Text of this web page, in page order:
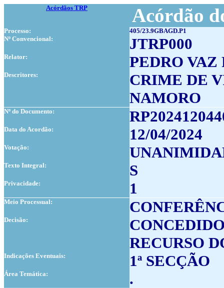
Acórdãos TRP Acórdão
Processo:
405/23.9GBAGD.P1
Nº Convencional:
JTRP000
Relator: PEDRO VAZ
Descritores:
CRIME DE
NAMORO
Nº do Documento:
Data do Acordão: 12/04/2024
Votação:
Texto Integral: S
Privacidade: 1
Meio Processual:
Decisão:
RECURSO
Indicações Eventuais: 1ª SECÇÃO
Área Temática: .